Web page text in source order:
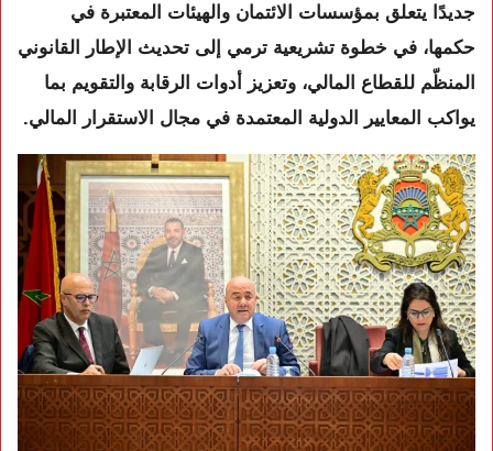
جديدًا يتعلق بمؤسسات الائتمان والهيئات المعتبرة في
حكمها، في خطوة تشريعية ترمي إلى تحديث الإطار القانوني
المنظّم للقطاع المالي، وتعزيز أدوات الرقابة والتقويم بما
يواكب المعايير الدولية المعتمدة في مجال الاستقرار المالي.